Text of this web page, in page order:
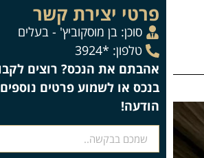
פרטי יצירת קשר
סוכן: בן מוסקוביץ' - בעלים
טלפון: *3924
אהבתם את הנכס? רוצים
בנכס או לשמוע פרטים
הודעה!